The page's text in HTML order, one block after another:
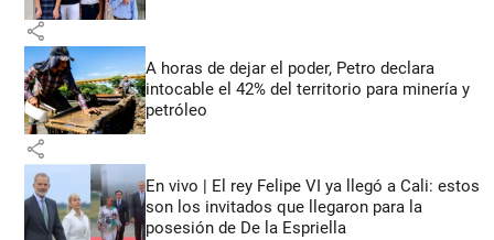
share
A horas de dejar el poder, Petro declara
intocable el 42% del territorio para minería y
petróleo
share
En vivo | El rey Felipe VI ya llegó a Cali: estos
son los invitados que llegaron para la
posesión de De la Espriella